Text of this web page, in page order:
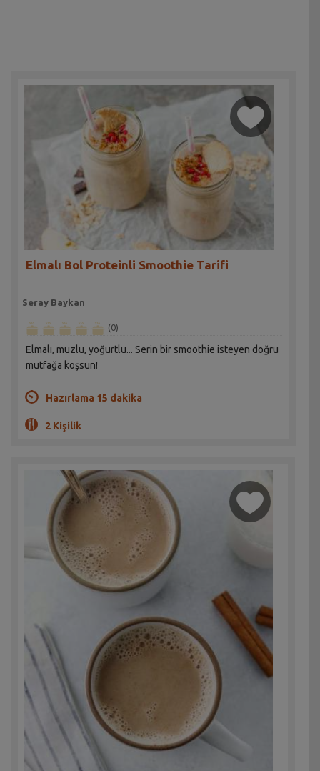
Elmalı Bol Proteinli Smoothie Tarifi
Seray Baykan
(0)
Elmalı, muzlu, yoğurtlu... Serin bir smoothie isteyen doğru
mutfağa koşsun!
Hazırlama 15 dakika
2 Kişilik